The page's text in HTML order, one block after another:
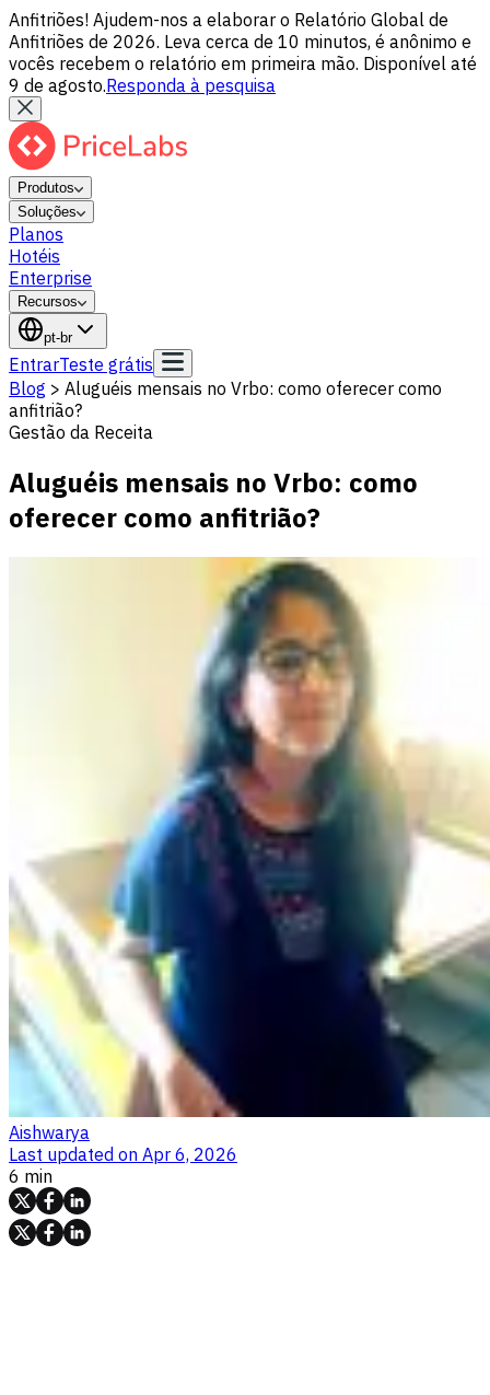
Anfitriões! Ajudem-nos a elaborar o Relatório Global de
Anfitriões de 2026. Leva cerca de 10 minutos, é anônimo e
vocês recebem o relatório em primeira mão. Disponível até
9 de agosto.Responda à pesquisa
Produtos
Soluções
Planos
Hotéis
Enterprise
Recursos
pt-br
EntrarTeste grátis
Blog > Aluguéis mensais no Vrbo: como oferecer como
anfitrião?
Gestão da Receita
Aluguéis mensais no Vrbo: como
oferecer como anfitrião?
Aishwarya
Last updated on Apr 6, 2026
6 min